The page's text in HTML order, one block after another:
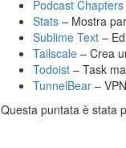
Podcast Chapters
Stats – Mostra
Sublime Text –
Tailscale – Crea
Todoist – Task
TunnelBear –
Questa puntata è stata